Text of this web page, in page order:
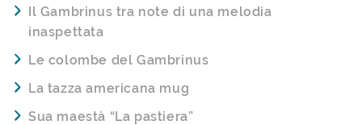
Il Gambrinus tra note di una melodia
inaspettata
Le colombe del Gambrinus
La tazza americana mug
Sua maestà “La pastiera”